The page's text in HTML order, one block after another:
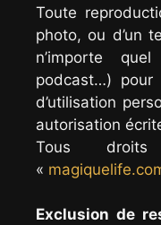
Toute
photo, ou d’un
n’importe
podcast…)
d’utilisation
autorisation
Tous
«
Exclusion de